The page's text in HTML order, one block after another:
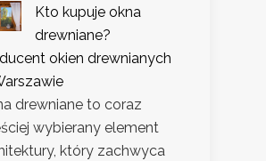
Kto kupuje okna
drewniane?
okien drewnianych
drewniane to coraz
wybierany element
który zachwyca